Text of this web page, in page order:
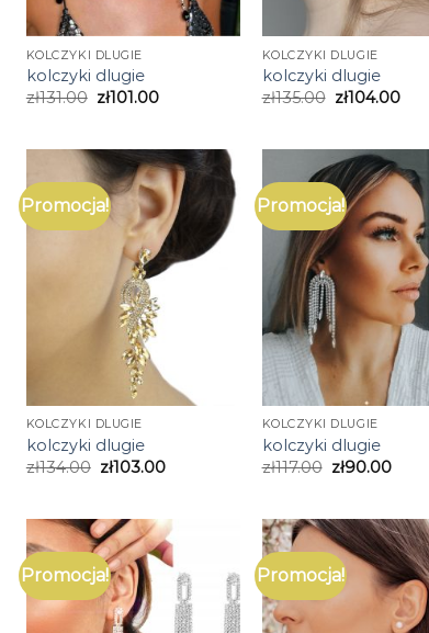
KOLCZYKI DLUGIE
kolczyki dlugie
zł131.00 zł101.00
KOLCZYKI DLUGIE
kolczyki dlugie
zł135.00 zł104.00
Promocja!
KOLCZYKI DLUGIE
kolczyki dlugie
zł134.00 zł103.00
Promocja!
KOLCZYKI DLUGIE
kolczyki dlugie
zł117.00 zł90.00
Promocja! Promocja!